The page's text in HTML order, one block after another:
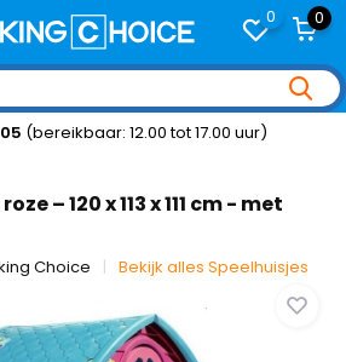
0 0
(bereikbaar: 12.00 tot 17.00 uur)
– 120 x 113 x 111 cm - met
Choice Bekijk alles Speelhuisjes